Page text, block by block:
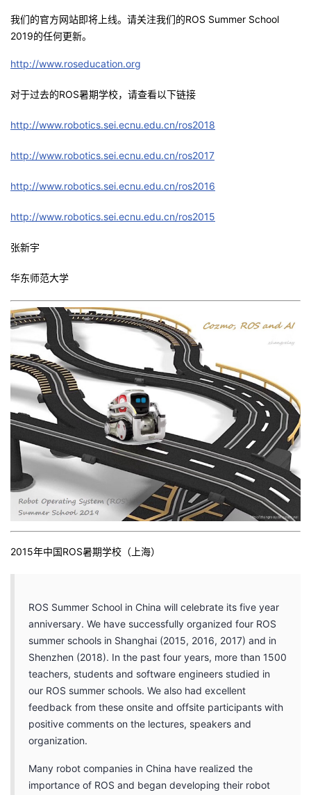
证
实
的
持
建
我们的官方网站即将上线。请关注我们的ROS Summer School
2019的任何更新。
http://www.roseducation.org
对于过去的ROS暑期学校，请查看以下链接
http://www.robotics.sei.ecnu.edu.cn/ros2018
http://www.robotics.sei.ecnu.edu.cn/ros2017
http://www.robotics.sei.ecnu.edu.cn/ros2016
http://www.robotics.sei.ecnu.edu.cn/ros2015
张新宇
华东师范大学
2015年中国ROS暑期学校（上海）
ROS Summer School in China will celebrate its five year
anniversary. We have successfully organized four ROS
summer schools in Shanghai (2015, 2016, 2017) and in
Shenzhen (2018). In the past four years, more than 1500
teachers, students and software engineers studied in
our ROS summer schools. We also had excellent
feedback from these onsite and offsite participants with
positive comments on the lectures, speakers and
organization.
Many robot companies in China have realized the
importance of ROS and began developing their robot